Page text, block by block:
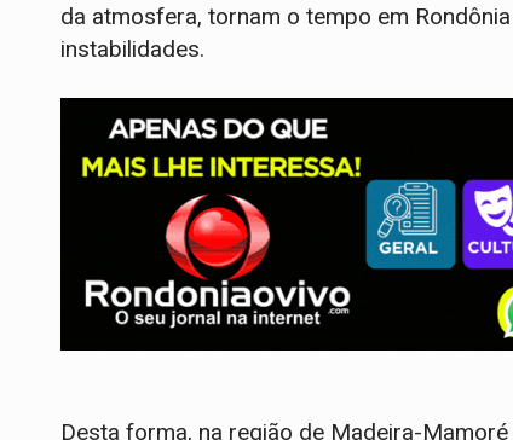
da atmosfera, tornam o tempo em
instabilidades.
Desta forma, na região de Madeira-